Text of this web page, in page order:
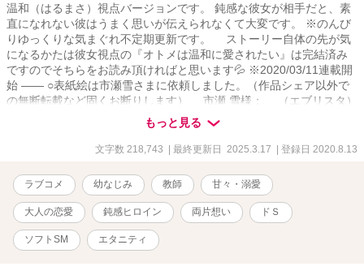
温和（はるまさ）視点バージョンです。 鈍感な彼女が相手だと、素
直になれない彼はうまく思いが伝えられなくて大変です。 ※のんび
りゆっくりな気まぐれ不定期更新です。 ストーリー自体の先が気
になるかたは彼女視点の『オトメは温和に愛されたい』は完結済み
ですのでそちらをお読み頂ければと思います💦 ※2020/03/11連載開
始 ―― ○表紙絵は市瀬雪さまに依頼しました。（作品シェア以外で
の無断転載など固くお断りします） 市瀬 雪様； （エブリスタ）
https://estar.jp/users/117421755 （ポイピク）
https://poipiku.com/202968/ ○書き下ろしのため、公開後に加筆修正
する場合が多いにございます。完結時に完成形になると思っていた
もっと見る
文字数 218,743 | 最終更新日 2025.3.17 | 登録日 2020.8.13
ラブコメ 幼なじみ 教師 甘々・溺愛
大人の恋愛 鈍感ヒロイン 両片想い ドＳ
ソフトSM エタニティ